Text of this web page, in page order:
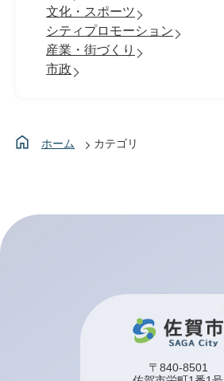
文化・スポーツ
シティプロモーション
産業・街づくり
市政
ホーム カテゴリ
〒840-8501